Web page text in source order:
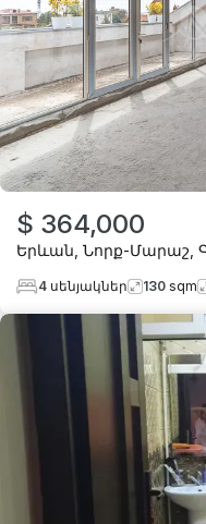
$ 364,000
Երևան Նորք-Մարաշ
4 սենյակներ 130 sqm